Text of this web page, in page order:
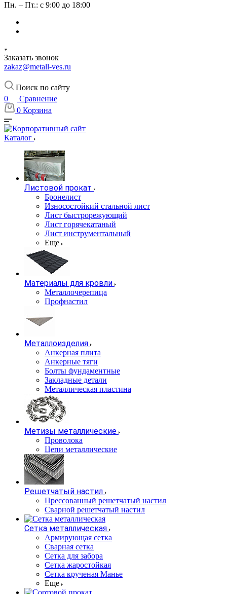
Пн. – Пт.: с 9:00 до 18:00
Заказать звонок
zakaz@metall-ves.ru
Поиск по сайту
0
Сравнение
0 Корзина
Каталог
Листовой прокат
Бронелист
Износостойкий стальной лист
Лист быстрорежующий
Лист горячекатаный
Лист инструментальный
Еще
Материалы для кровли
Металлочерепица
Профнастил
Металлоизделия
Анкерная плита
Анкерные тяги
Болты фундаментные
Закладные детали
Металлическая пластина
Метизы металлические
Проволока
Цепи металлические
Решетчатый настил
Прессованный решетчатый настил
Сварной решетчатый настил
Сетка металлическая
Армирующая сетка
Сварная сетка
Сетка для забора
Сетка жаростойкая
Сетка крученая Манье
Еще